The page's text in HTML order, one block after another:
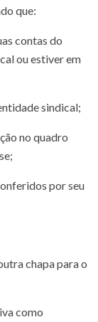
que:
contas do
ou estiver em
sindical;
no quadro
por seu
chapa para o
como